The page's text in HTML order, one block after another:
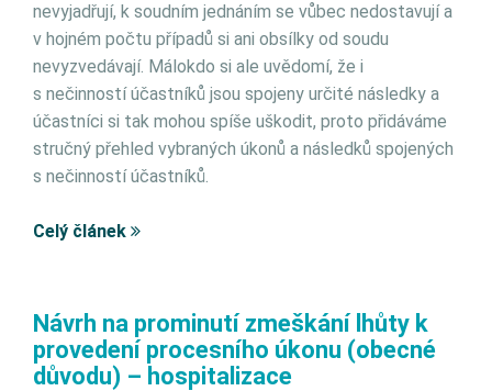
nevyjadřují, k soudním jednáním se vůbec nedostavují a
v hojném počtu případů si ani obsílky od soudu
nevyzvedávají. Málokdo si ale uvědomí, že i
s nečinností účastníků jsou spojeny určité následky a
účastníci si tak mohou spíše uškodit, proto přidáváme
stručný přehled vybraných úkonů a následků spojených
s nečinností účastníků.
Celý článek
Návrh na prominutí zmeškání lhůty k
provedení procesního úkonu (obecné
důvodu) – hospitalizace